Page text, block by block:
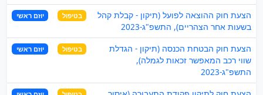
הצעת חוק ההוצאה לפועל (תיקון - קבלת קהל
בשעות אחר הצהריים), התשפ"ג-2023
בטיפול יוזם ראשי
הצעת חוק הבטחת הכנסה (תיקון - הגדלת
שווי רכב המאפשר זכאות לגמלה),
התשפ"ג-2023
בטיפול יוזם ראשי